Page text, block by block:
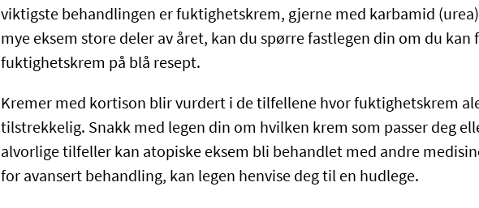
viktigste behandlingen er fuktighetskrem, gjerne med karbamid
mye eksem store deler av året, kan du spørre fastlegen din om du kan
fuktighetskrem på blå resept.
Kremer med kortison blir vurdert i de tilfellene hvor fuktighetskrem
tilstrekkelig. Snakk med legen din om hvilken krem som passer deg
alvorlige tilfeller kan atopiske eksem bli behandlet med andre
for avansert behandling, kan legen henvise deg til en hudlege.